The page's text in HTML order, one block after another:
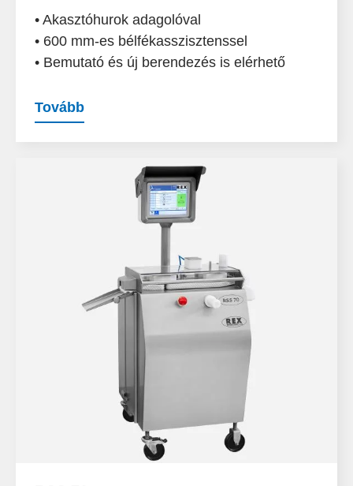
• Akasztóhurok adagolóval
• 600 mm-es bélfékasszisztenssel
• Bemutató és új berendezés is elérhető
Tovább